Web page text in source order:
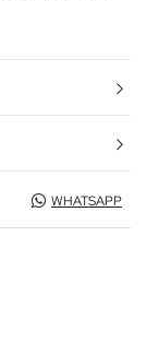
WHATSAPP